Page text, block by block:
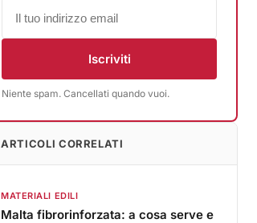
Iscriviti
Niente spam. Cancellati quando vuoi.
ARTICOLI CORRELATI
MATERIALI EDILI
Malta fibrorinforzata: a cosa serve e